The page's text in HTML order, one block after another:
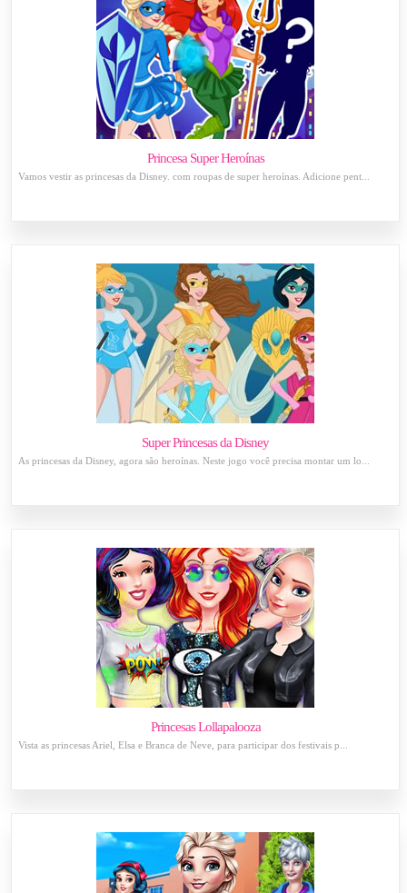
Princesa Super Heroínas
Vamos vestir as princesas da Disney. com roupas de super heroínas. Adicione pent...
Super Princesas da Disney
As princesas da Disney, agora são heroínas. Neste jogo você precisa montar um lo...
Princesas Lollapalooza
Vista as princesas Ariel, Elsa e Branca de Neve, para participar dos festivais p...